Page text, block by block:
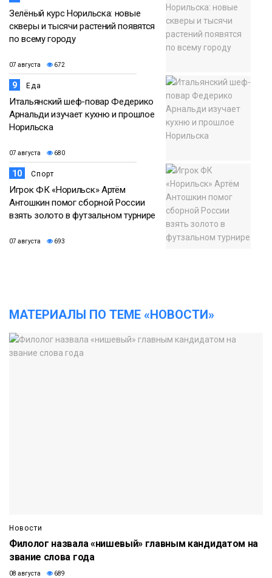
Зелёный курс Норильска: новые
скверы и тысячи растений появятся
по всему городу
07 августа 672
9 Еда
Итальянский шеф-повар Федерико
Арнальди изучает кухню и прошлое
Норильска
07 августа 680
10 Спорт
Игрок ФК «Норильск» Артём
Антошкин помог сборной России
взять золото в футзальном турнире
07 августа 693
МАТЕРИАЛЫ ПО ТЕМЕ «НОВОСТИ»
Новости
Филолог назвала «нишевый» главным кандидатом на
звание слова года
08 августа 689